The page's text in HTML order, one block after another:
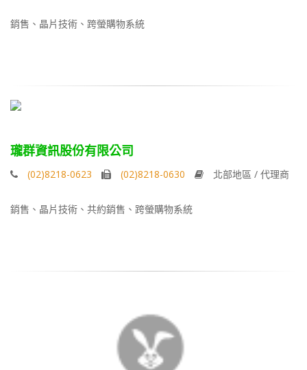
銷售、晶片技術、跨螢購物系統
瓏群資訊股份有限公司
(02)8218-0623 (02)8218-0630 北部地區 / 代理商
銷售、晶片技術、共約銷售、跨螢購物系統